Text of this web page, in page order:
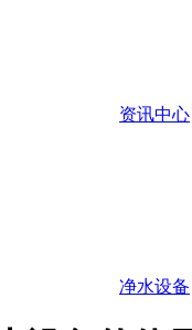
资讯中心
净水设备